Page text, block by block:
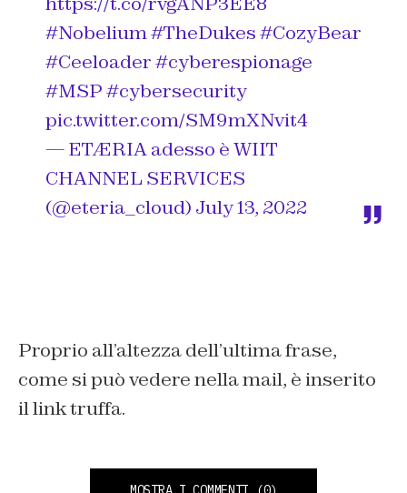
#Nobelium#TheDukes#CozyBear
#Ceeloader#cyberespionage
#MSP#cybersecurity
pic.twitter.com/SM9mXNvit4
— ETÆRIA adesso è WIIT
CHANNEL SERVICES
(@eteria_cloud) July 13, 2022
Proprio all’altezza dell’ultima frase,
come si può vedere nella mail, è inserito
il link truffa.